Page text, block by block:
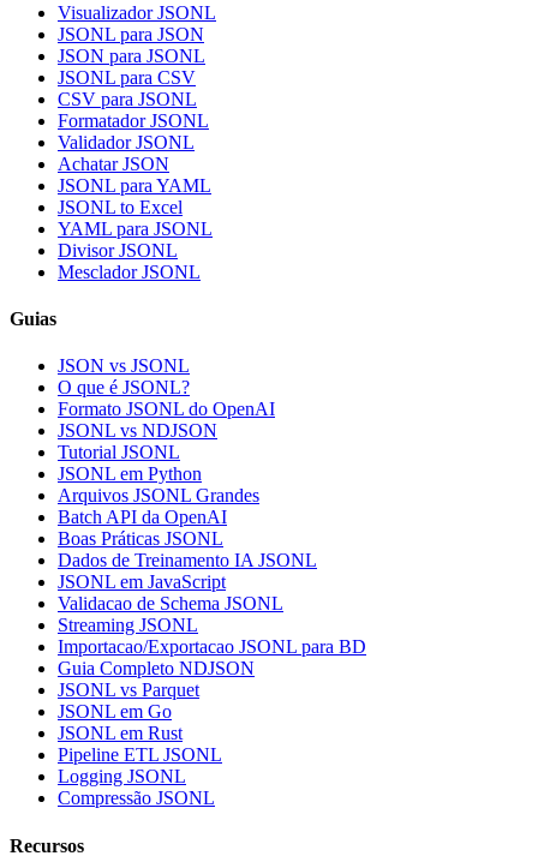
Visualizador JSONL
JSONL para JSON
JSON para JSONL
JSONL para CSV
CSV para JSONL
Formatador JSONL
Validador JSONL
Achatar JSON
JSONL para YAML
JSONL to Excel
YAML para JSONL
Divisor JSONL
Mesclador JSONL
Guias
JSON vs JSONL
O que é JSONL?
Formato JSONL do OpenAI
JSONL vs NDJSON
Tutorial JSONL
JSONL em Python
Arquivos JSONL Grandes
Batch API da OpenAI
Boas Práticas JSONL
Dados de Treinamento IA JSONL
JSONL em JavaScript
Validacao de Schema JSONL
Streaming JSONL
Importacao/Exportacao JSONL para BD
Guia Completo NDJSON
JSONL vs Parquet
JSONL em Go
JSONL em Rust
Pipeline ETL JSONL
Logging JSONL
Compressão JSONL
Recursos